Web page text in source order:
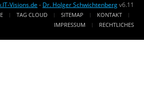
Visions.de - Dr. Holger Schwichtenbergv6.11
TAG CLOUD SITEMAP
KONTAKT
IMPRESSUM
RECHTLICHES